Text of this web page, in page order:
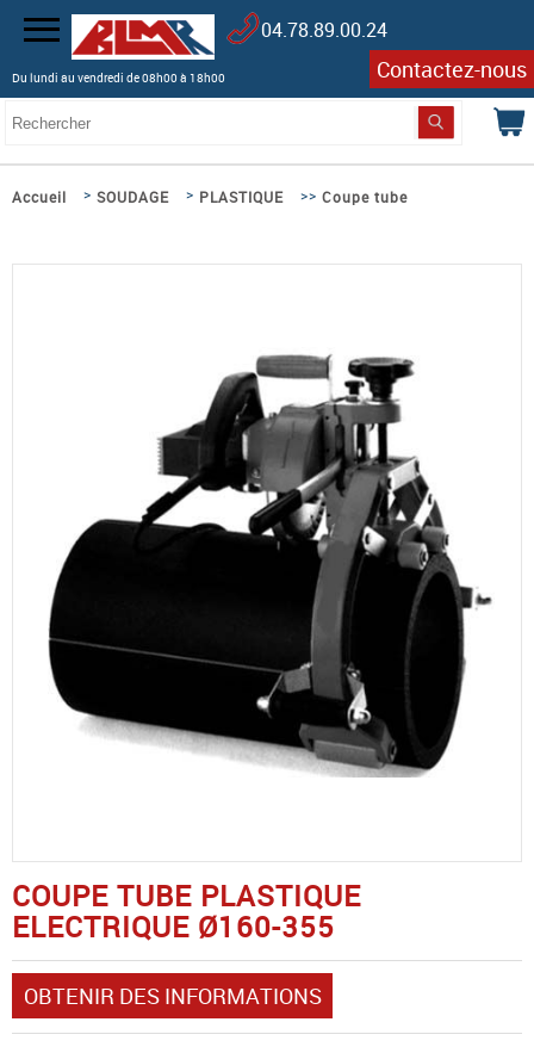
04.78.89.00.24
Du lundi au vendredi de 08h00 à 18h00 Contactez-nous
Accueil > SOUDAGE > PLASTIQUE >> Coupe tube
COUPE TUBE PLASTIQUE
ELECTRIQUE Ø160-355
OBTENIR DES INFORMATIONS